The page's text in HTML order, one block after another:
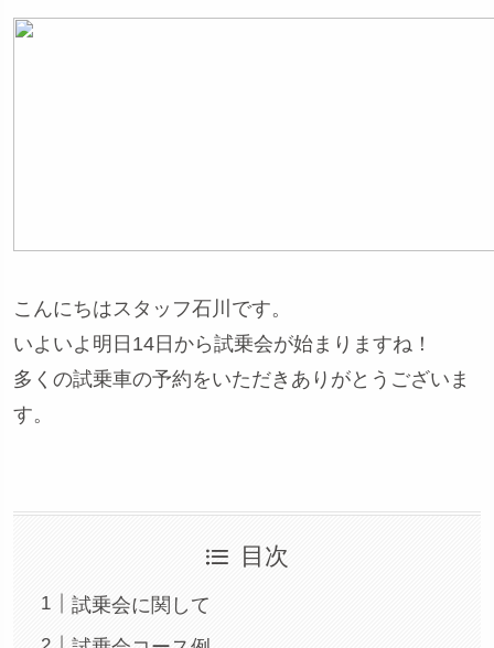
こんにちはスタッフ石川です。
いよいよ明日14日から試乗会が始まりますね！
多くの試乗車の予約をいただきありがとうございま
す。
目次
試乗会に関して